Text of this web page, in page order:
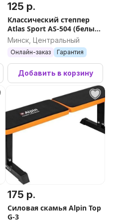
125 р.
Классический степпер
Atlas Sport AS-504 (белый/
серый)
Минск, Центральный
Онлайн-заказ Гарантия
Добавить в корзину
175 р.
Силовая скамья Alpin Top
G-3